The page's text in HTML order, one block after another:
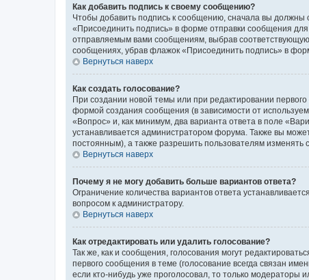
Как добавить подпись к своему сообщению?
Чтобы добавить подпись к сообщению, сначала вы должны
«Присоединить подпись» в форме отправки сообщения
отправляемым вами сообщениям, выбрав
сообщениях, убрав флажок «Присоединить подпись» в
Вернуться наверх
Как создать голосование?
При создании новой темы или при редактировании
формой создания сообщения (в зависимости от
«Вопрос» и, как минимум, два варианта ответа в поле
устанавливается администратором форума. Также вы
постоянным), а также разрешить пользователям изменять
Вернуться наверх
Почему я не могу добавить больше вариантов ответа?
Ограничение количества вариантов ответа
вопросом к администратору.
Вернуться наверх
Как отредактировать или удалить голосование?
Так же, как и сообщения, голосования могут
первого сообщения в теме (голосование всегда связан
если кто-нибудь уже проголосовал, то только модераторы